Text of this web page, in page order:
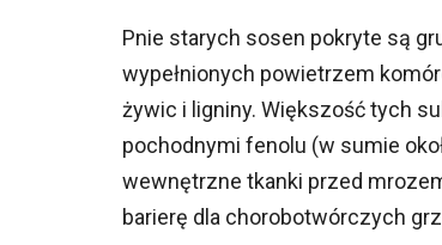
Pnie starych sosen pokryte są
wypełnionych powietrzem
żywic i ligniny. Większość tych
pochodnymi fenolu (w sumie
wewnętrzne tkanki przed
barierę dla chorobotwórczych